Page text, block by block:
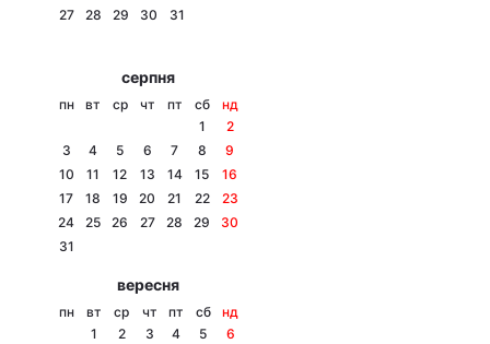
Тема оформлення
27
28 29 30 31
серпня
пн вт ср чт пт сб
нд
1
2
3
4 5 6 7 8
9
10
11 12 13 14 15
16
17
18 19 20 21 22
23
24
25 26 27 28 29
30
31
вересня
пн вт ср чт пт сб
нд
1
2 3 4 5
6